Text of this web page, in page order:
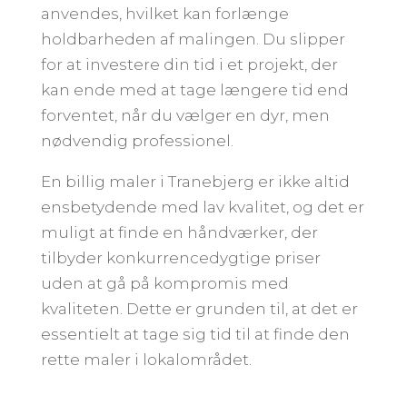
anvendes, hvilket kan forlænge
holdbarheden af malingen. Du slipper
for at investere din tid i et projekt, der
kan ende med at tage længere tid end
forventet, når du vælger en dyr, men
nødvendig professionel.
En billig maler i Tranebjerg er ikke altid
ensbetydende med lav kvalitet, og det er
muligt at finde en håndværker, der
tilbyder konkurrencedygtige priser
uden at gå på kompromis med
kvaliteten. Dette er grunden til, at det er
essentielt at tage sig tid til at finde den
rette maler i lokalområdet.